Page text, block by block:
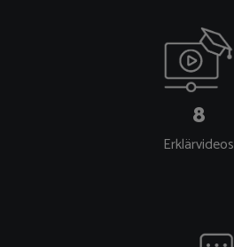
8
Erklärvideos